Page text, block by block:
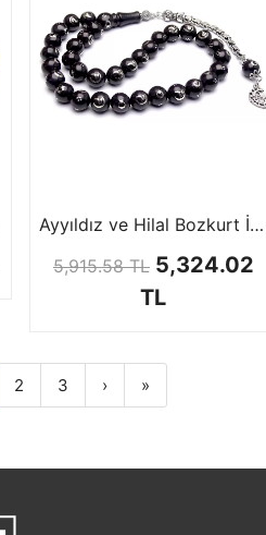
Ayyıldız ve Hilal Bozkurt İşlemeli Oltu Tesbihi
5,915.58 TL 5,324.02
TL
2 3 › »